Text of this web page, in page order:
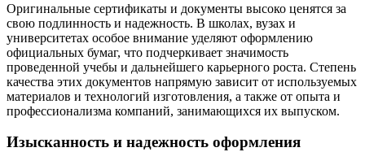
Оригинальные сертификаты и документы высоко ценятся за
свою подлинность и надежность. В школах, вузах и
университетах особое внимание уделяют оформлению
официальных бумаг, что подчеркивает значимость
проведенной учебы и дальнейшего карьерного роста. Степень
качества этих документов напрямую зависит от используемых
материалов и технологий изготовления, а также от опыта и
профессионализма компаний, занимающихся их выпуском.
Изысканность и надежность оформления